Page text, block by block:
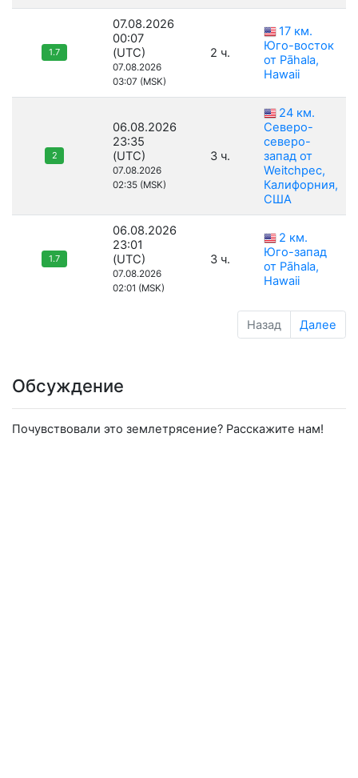
1.7
07.08.2026
00:07
(UTC)
07.08.2026
03:07 (MSK)
2 ч.
17 км.
Юго-восток
от Pāhala,
Hawaii
2
06.08.2026
23:35
(UTC)
07.08.2026
02:35 (MSK)
3 ч.
24 км.
Северо-
северо-
запад от
Weitchpec,
Калифорния,
США
1.7
06.08.2026
23:01
(UTC)
07.08.2026
02:01 (MSK)
3 ч.
2 км.
Юго-запад
от Pāhala,
Hawaii
Назад Далее
Обсуждение
Почувствовали это землетрясение? Расскажите нам!